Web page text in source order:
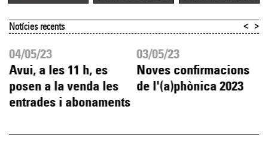
Notícies recents
04/05/23
Avui, a les 11 h, es
posen a la venda les
entrades i abonaments
03/05/23
Noves confirmacions
de l'(a)phònica 2023
< >